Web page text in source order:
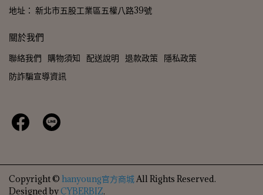
地址： 新北市五股工業區五權八路39號
關於我們
聯絡我們 購物須知 配送說明 退款政策 隱私政策
防詐騙宣導資訊
Copyright © hanyoung官方商城All Rights Reserved.
Designed byCYBERBIZ.